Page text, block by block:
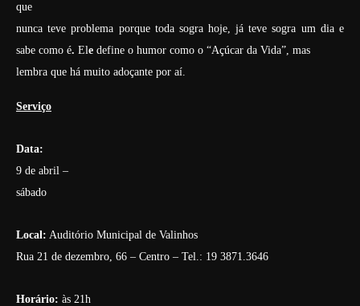
que
nunca teve problema porque toda sogra hoje, já teve sogra um dia e
sabe como é. Ele define o humor como o “Açúcar da Vida”, mas
lembra que há muito adoçante por aí.
Serviço
Data:
9 de abril –
sábado
Local: Auditório Municipal de Valinhos
Rua 21 de dezembro, 66 – Centro – Tel.: 19 3871.3646
Horário: às 21h